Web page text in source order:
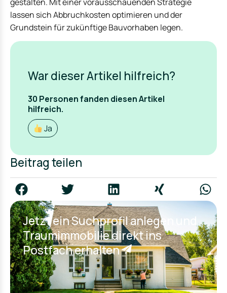
lassen sich Abbruchkosten optimieren und der
Grundstein für zukünftige Bauvorhaben legen.
War dieser Artikel hilfreich?
30 Personen fanden diesen Artikel
hilfreich.
Ja
Beitrag teilen
Jetzt ein Suchprofil anlegen und
Traumimmobilie direkt ins
Postfach erhalten